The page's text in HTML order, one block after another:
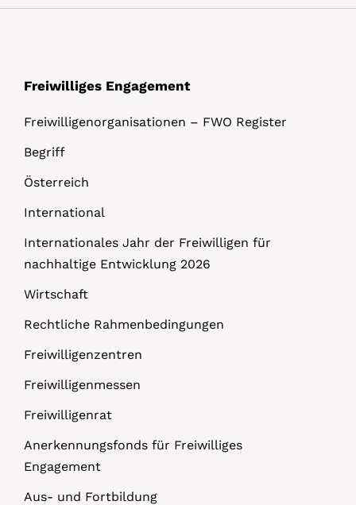
Freiwilliges Engagement
Freiwilligenorganisationen – FWO Register
Begriff
Österreich
International
Internationales Jahr der Freiwilligen für
nachhaltige Entwicklung 2026
Wirtschaft
Rechtliche Rahmenbedingungen
Freiwilligenzentren
Freiwilligenmessen
Freiwilligenrat
Anerkennungsfonds für Freiwilliges
Engagement
Aus- und Fortbildung